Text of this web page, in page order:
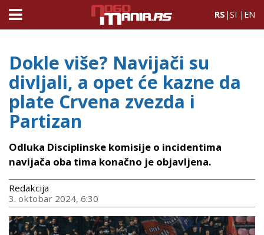
RS |SI | EN
Dokle više? Navijači su
divljali, a opet će kazne da
plate Crvena zvezda i
Partizan
Odluka Disciplinske komisije o incidentima
navijača oba tima konačno je objavljena.
Redakcija
3. oktobar 2024, 6:30